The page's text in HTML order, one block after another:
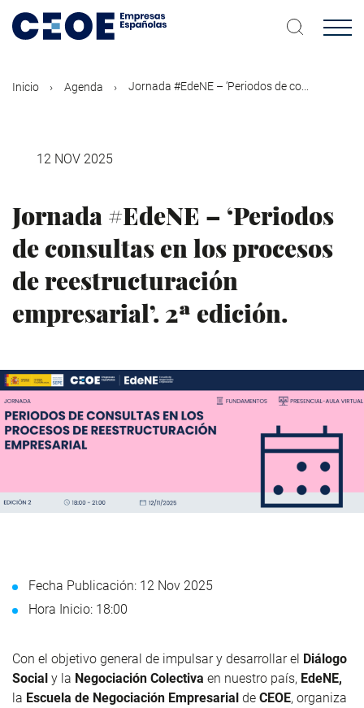
contenido
Inicio Agenda Jornada #EdeNE – ‘Periodos de co...
12 NOV 2025
Jornada #EdeNE – ‘Periodos
de consultas en los procesos
de reestructuración
empresarial’. 2ª edición.
Fecha Publicación: 12 Nov 2025
Hora Inicio: 18:00
Con el objetivo general de impulsar y desarrollar el Diálogo
Social y la Negociación Colectiva en nuestro país, EdeNE,
la Escuela de Negociación Empresarial de CEOE, organiza